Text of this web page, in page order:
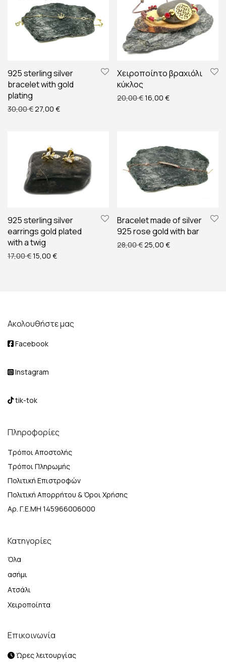
925 sterling silver
bracelet with gold
plating
30,00€ Original price was: 30,00 €.
27,00 €Η τρέχουσα τιμή είναι: 27,00 €.
Χειροποίητο βραχιόλι
κύκλος
20,00€Original price was:
16,00 €Η τρέχουσα τιμή
925 sterling silver
earrings gold plated
with a twig
17,00€Original price was: 17,00 €.
15,00 €Η τρέχουσα τιμή είναι: 15,00 €.
Bracelet made of silver
925 rose gold with bar
28,00€ Original price was:
25,00 €Η τρέχουσα τιμή
Ακολουθήστε μας
Facebook
Instagram
tik-tok
Πληροφορίες
Τρόποι Αποστολής
Τρόποι Πληρωμής
Πολιτική Επιστροφών
Πολιτική Απορρήτου & Όροι Χρήσης
Αρ. Γ.Ε.ΜΗ 145966006000
Κατηγορίες
Όλα
ασήμι
Ατσάλι
Χειροποίητα
Επικοινωνία
Ώρες λειτουργίας